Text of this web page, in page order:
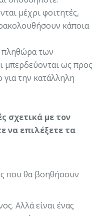
μέχρι φοιτητές,
κάποια
πληθώρα των
μπερδεύονται ως προς
για την κατάλληλη
σχετικά με τον
να επιλέξετε τα
που θα βοηθήσουν
Αλλά είναι ένας